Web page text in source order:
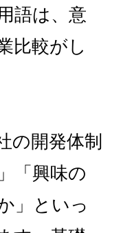
語は、意
比較がし
の開発体制
「興味の
」といっ